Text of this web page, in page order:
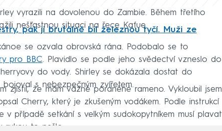
vyrazili na dovolenou do Zambie. Během třetího
nešťastnou situaci na řece Kafue.
pak ji brutálně bil železnou tyčí. Muži ze
se ozvala obrovská rána. Podobalo se to
pro BBC. Plavidlo se podle jeho svědectví vzneslo do
do vody. Shirley se dokázala dostat do
s nebezpečným zvířetem.
zjistil, že mám vážně poraněné rameno. Vykloubil jsem
Cherry, který je zkušeným vodákem. Podle instrukcí
případě setkání s velkým sudokopytníkem musí plavat
rukou to nešlo.